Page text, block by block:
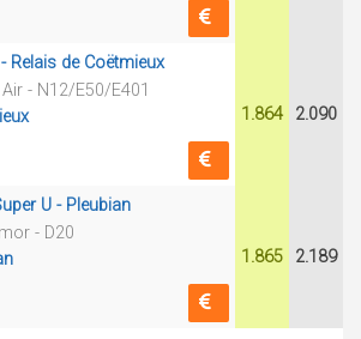
Relais de Coëtmieux
- N12/E50/E401
1.864 2.090
U - Pleubian
- D20
1.865 2.189